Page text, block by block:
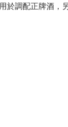
於調配正牌酒，